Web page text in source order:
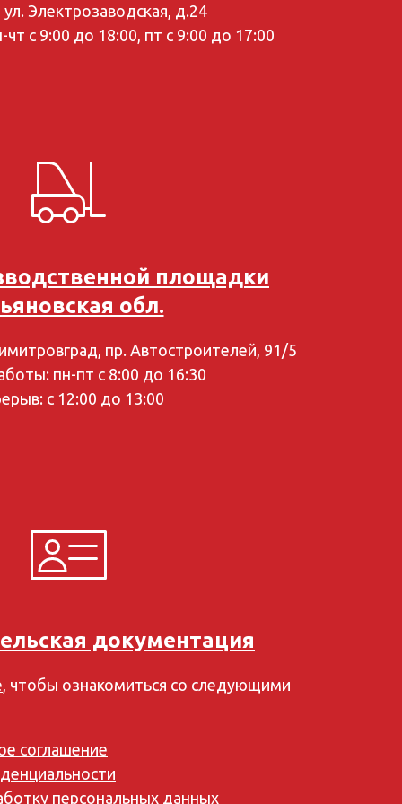
ул. Электрозаводская, д.24
с 9:00 до 18:00, пт с 9:00 до 17:00
площадки
обл.
пр. Автостроителей, 91/5
пн-пт с 8:00 до 16:30
с 12:00 до 13:00
документация
, чтобы ознакомиться со следующими
соглашение
персональных данных